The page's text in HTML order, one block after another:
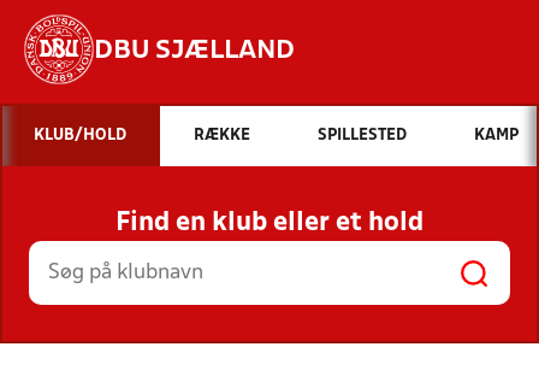
DBU SJÆLLAND
Hvad vil du søge efter?
INDHOLD OG NYHEDER
STILLINGER, RESULTATER, KLUBBER OG
HOLD
KLUB/HOLD RÆKKE SPILLESTED KAMP
Find en klub eller et hold